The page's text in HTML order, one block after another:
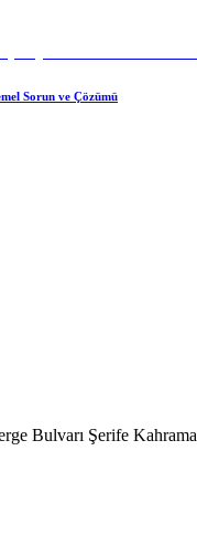
Sorun ve Çözümü
Bulvarı Şerife